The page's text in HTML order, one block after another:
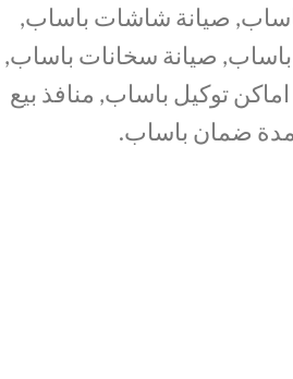
صيانة شاشات باساب,
صيانة سخانات باساب,
توكيل باساب, منافذ بيع
ضمان باساب.